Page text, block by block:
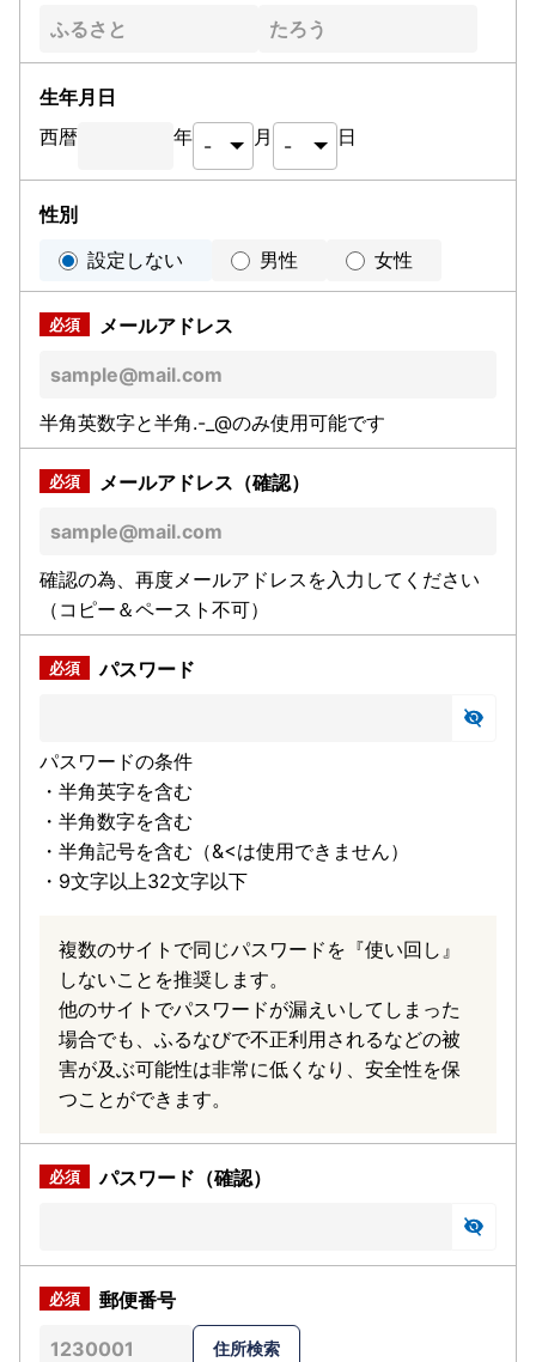
生年月日
西暦
年 月 日
性別
設定しない
男性 女性
メールアドレス
半角英数字と半角.-_@のみ使用可能です
メールアドレス（確認）
確認の為、再度メールアドレスを入力してください
（コピー＆ペースト不可）
パスワード
パスワードの条件
・半角英字を含む
・半角数字を含む
・半角記号を含む（&<は使用できません）
・9文字以上32文字以下
複数のサイトで同じパスワードを『使い回し』
しないことを推奨します。
他のサイトでパスワードが漏えいしてしまった
場合でも、ふるなびで不正利用されるなどの被
害が及ぶ可能性は非常に低くなり、安全性を保
つことができます。
パスワード（確認）
郵便番号